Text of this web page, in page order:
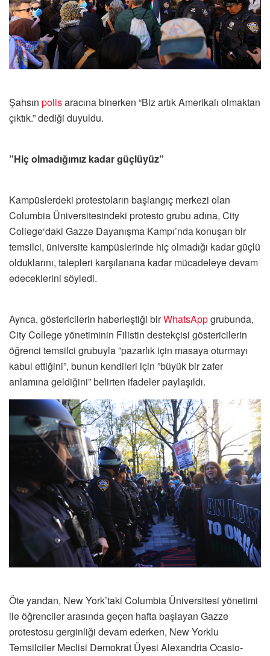
Şahsın polisaracına binerken “Biz artık Amerikalı olmaktan
çıktık.” dediği duyuldu.
”Hiç olmadığımız kadar güçlüyüz”
Kampüslerdeki protestoların başlangıç merkezi olan
Columbia Üniversitesindeki protesto grubu adına, City
College‘daki Gazze Dayanışma Kampı’nda konuşan bir
temsilci, üniversite kampüslerinde hiç olmadığı kadar güçlü
olduklarını, talepleri karşılanana kadar mücadeleye devam
edeceklerini söyledi.
Ayrıca, göstericilerin haberleştiği birWhatsAppgrubunda,
City College yönetiminin Filistin destekçisi göstericilerin
öğrenci temsilci grubuyla ”pazarlık için masaya oturmayı
kabul ettiğini”, bunun kendileri için ”büyük bir zafer
anlamına geldiğini” belirten ifadeler paylaşıldı.
Öte yandan, New York’taki Columbia Üniversitesi yönetimi
ile öğrenciler arasında geçen hafta başlayan Gazze
protestosu gerginliği devam ederken, New Yorklu
Temsilciler Meclisi Demokrat Üyesi Alexandria Ocasio-